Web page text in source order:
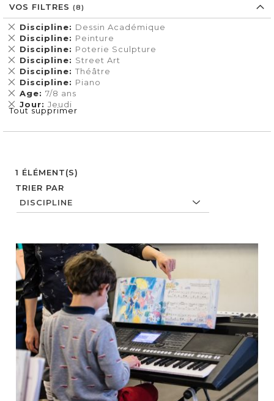
1 ÉLÉMENT(S)
TRIER PAR
VOS FILTRES
Discipline Dessin Académique
Supprimer
cet
Élément
Discipline Peinture
Supprimer
cet
Élément
Discipline Poterie Sculpture
Supprimer
cet
Élément
Discipline Street Art
Supprimer
cet
Élément
Discipline Théâtre
Supprimer
cet
Élément
Discipline Piano
Supprimer
cet
Élément
Age 7/8 ans
Supprimer
cet
Élément
Jour Jeudi
Supprimer
cet
Tout supprimer